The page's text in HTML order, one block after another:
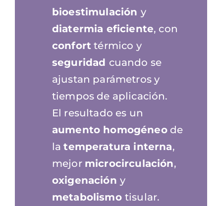
bioestimulación y
diatermia eficiente, con
confort térmico y
seguridad cuando se
ajustan parámetros y
tiempos de aplicación.
El resultado es un
aumento homogéneode
latemperatura interna,
mejor microcirculación,
oxigenación y
metabolismo tisular.